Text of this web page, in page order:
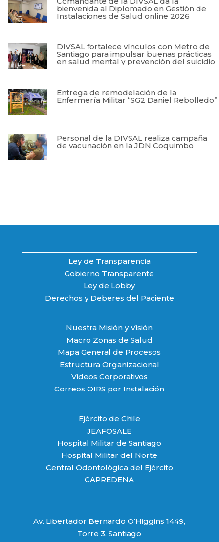
bienvenida al Diplomado en Gestión de
Instalaciones de Salud online 2026
DIVSAL fortalece vínculos con Metro de
Santiago para impulsar buenas prácticas
en salud mental y prevención del suicidio
Entrega de remodelación de la
Enfermería Militar “SG2 Daniel Rebolledo”
Personal de la DIVSAL realiza campaña
de vacunación en la JDN Coquimbo
Ley de Transparencia
Gobierno Transparente
Ley de Lobby
Derechos y Deberes del Paciente
Nuestra Misión y Visión
Macro Zonas de Salud
Mapa General de Procesos
Estructura Organizacional
Videos Corporativos
Correos OIRS por Instalación
Ejército de Chile
JEAFOSALE
Hospital Militar de Santiago
Hospital Militar del Norte
Central Odontológica del Ejército
CAPREDENA
Av. Libertador Bernardo O’Higgins 1449,
Torre 3. Santiago